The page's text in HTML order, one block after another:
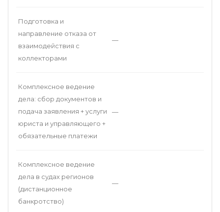
Подготовка и
направление отказа от
взаимодействия с
коллекторами
—
Комплексное ведение
дела: сбор документов и
подача заявления + услуги
юриста и управляющего +
обязательные платежи
—
Комплексное ведение
дела в судах регионов
(дистанционное
банкротство)
—